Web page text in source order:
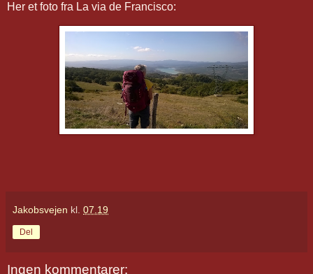
Her et foto fra La via de Francisco:
Jakobsvejen kl. 07.19
Del
Ingen kommentarer: